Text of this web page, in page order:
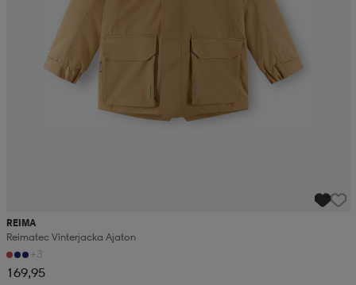
REIMA
Reimatec Vinterjacka Ajaton
+3
169,95